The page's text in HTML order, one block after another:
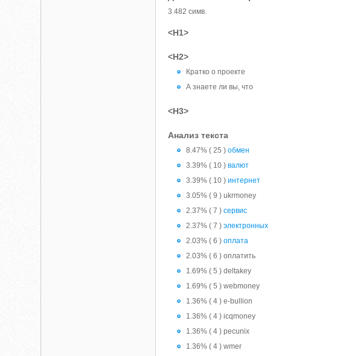
3 482 симв.
<H1>
<H2>
Кратко о проекте
А знаете ли вы, что
<H3>
Анализ текста
8.47% ( 25 )обмен
3.39% ( 10 )валют
3.39% ( 10 )интернет
3.05% ( 9 ) ukrmoney
2.37% ( 7 )сервис
2.37% ( 7 )электронных
2.03% ( 6 )оплата
2.03% ( 6 ) оплатить
1.69% ( 5 ) deltakey
1.69% ( 5 ) webmoney
1.36% ( 4 ) e-bullion
1.36% ( 4 ) icqmoney
1.36% ( 4 ) pecunix
1.36% ( 4 ) wmer